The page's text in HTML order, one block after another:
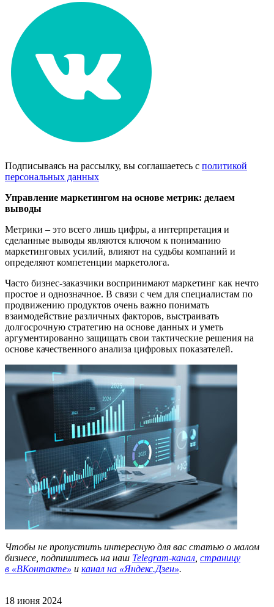
Подписываясь на рассылку, вы соглашаетесь с политикой
персональных данных
Управление маркетингом на основе метрик: делаем
выводы
Метрики – это всего лишь цифры, а интерпретация и
сделанные выводы являются ключом к пониманию
маркетинговых усилий, влияют на судьбы компаний и
определяют компетенции маркетолога.
Часто бизнес-заказчики воспринимают маркетинг как нечто
простое и однозначное. В связи с чем для специалистам по
продвижению продуктов очень важно понимать
взаимодействие различных факторов, выстраивать
долгосрочную стратегию на основе данных и уметь
аргументированно защищать свои тактические решения на
основе качественного анализа цифровых показателей.
Чтобы не пропустить интересную для вас статью о малом
бизнесе, подпишитесь на наш Telegram-канал страницу
в «ВКонтакте» и канал на «Яндекс.Дзен».
18 июня 2024